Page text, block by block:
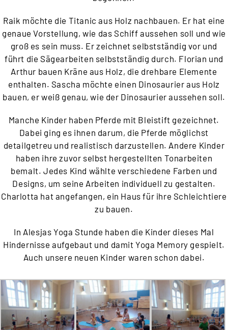
Raik möchte die Titanic aus Holz nachbauen. Er hat eine
genaue Vorstellung, wie das Schiff aussehen soll und wie
groß es sein muss. Er zeichnet selbstständig vor und
führt die Sägearbeiten selbstständig durch. Florian und
Arthur bauen Kräne aus Holz, die drehbare Elemente
enthalten. Sascha möchte einen Dinosaurier aus Holz
bauen, er weiß genau, wie der Dinosaurier aussehen soll.
Manche Kinder haben Pferde mit Bleistift gezeichnet.
Dabei ging es ihnen darum, die Pferde möglichst
detailgetreu und realistisch darzustellen. Andere Kinder
haben ihre zuvor selbst hergestellten Tonarbeiten
bemalt. Jedes Kind wählte verschiedene Farben und
Designs, um seine Arbeiten individuell zu gestalten.
Charlotta hat angefangen, ein Haus für ihre Schleichtiere
zu bauen.
In Alesjas Yoga Stunde haben die Kinder dieses Mal
Hindernisse aufgebaut und damit Yoga Memory gespielt.
Auch unsere neuen Kinder waren schon dabei.